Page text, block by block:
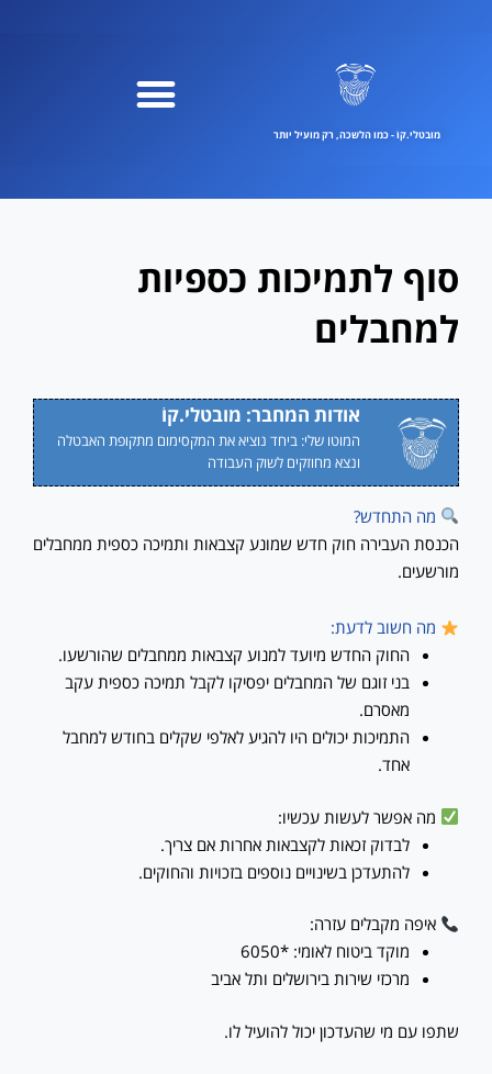
מובטלי.קוֹ - כמו הלשכה, רק מועיל יותר
סוף לתמיכות כספיות
למחבלים
אודות המחבר: מובטלי.קוֹ
המוטו שלי: ביחד נוציא את המקסימום מתקופת האבטלה
ונצא מחוזקים לשוק העבודה
מה התחדש?
הכנסת העבירה חוק חדש שמונע קצבאות ותמיכה כספית ממחבלים
מורשעים.
מה חשוב לדעת:
החוק החדש מיועד למנוע קצבאות ממחבלים שהורשעו.
בני זוגם של המחבלים יפסיקו לקבל תמיכה כספית עקב
מאסרם.
התמיכות יכולים היו להגיע לאלפי שקלים בחודש למחבל
אחד.
מה אפשר לעשות עכשיו:
לבדוק זכאות לקצבאות אחרות אם צריך.
להתעדכן בשינויים נוספים בזכויות והחוקים.
איפה מקבלים עזרה:
מוקד ביטוח לאומי: *6050
מרכזי שירות בירושלים ותל אביב
שתפו עם מי שהעדכון יכול להועיל לו.